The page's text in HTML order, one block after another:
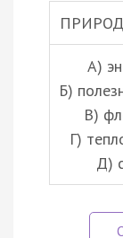
А)
Б)
В)
Г)
Д)